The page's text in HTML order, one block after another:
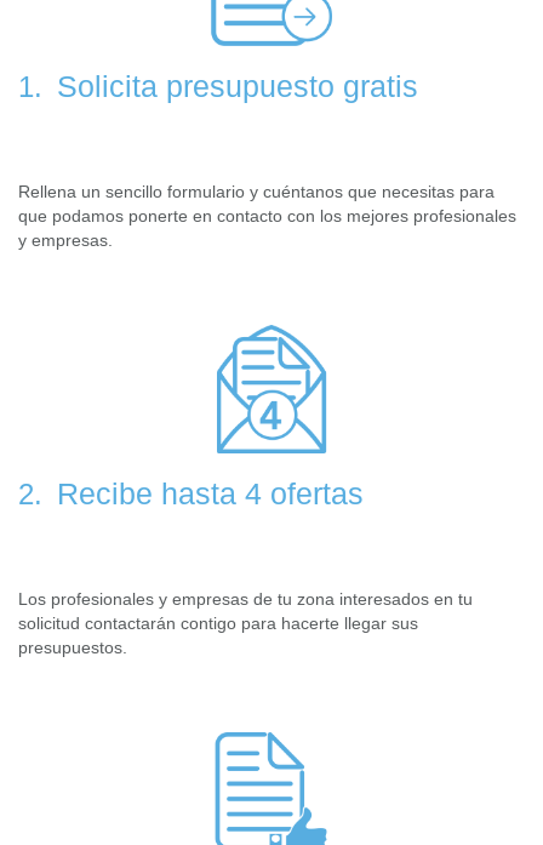
1. Solicita presupuesto gratis
Rellena un sencillo formulario y cuéntanos que necesitas para
que podamos ponerte en contacto con los mejores profesionales
y empresas.
2. Recibe hasta 4 ofertas
Los profesionales y empresas de tu zona interesados en tu
solicitud contactarán contigo para hacerte llegar sus
presupuestos.